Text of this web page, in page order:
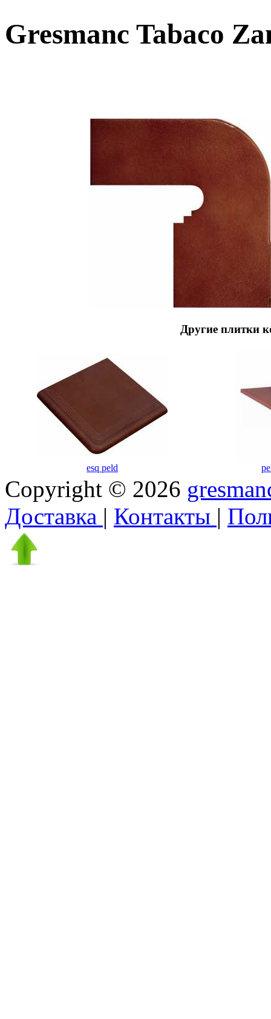
Gresmanc Tabaco
Другие плитки
esq peld
Copyright © 2026
Доставка | Контакты |